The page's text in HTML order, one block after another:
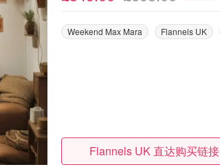
Weekend Max Mara Flannels UK
Flannels UK 直达购买链接